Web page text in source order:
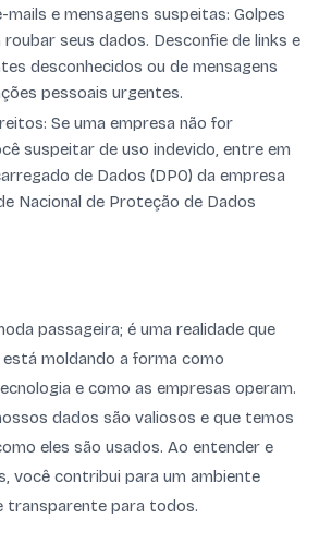
mails e mensagens suspeitas: Golpes
seus dados. Desconfie de links e
desconhecidos ou de mensagens
pessoais urgentes.
Se uma empresa não for
suspeitar de uso indevido, entre em
de Dados (DPO) da empresa
Nacional de Proteção de Dados
passageira; é uma realidade que
moldando a forma como
e como as empresas operam.
dados são valiosos e que temos
eles são usados. Ao entender e
você contribui para um ambiente
transparente para todos.